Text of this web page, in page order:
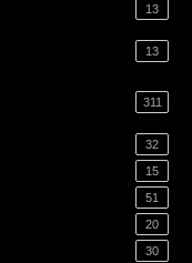
13
13
311
32
15
51
20
30